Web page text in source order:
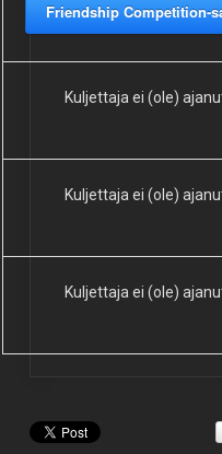
Friendship Competition-
Kuljettaja ei (ole)
Kuljettaja ei (ole)
Kuljettaja ei (ole)